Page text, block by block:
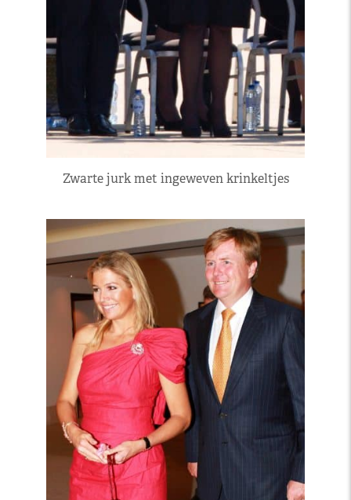
Zwarte jurk met ingeweven krinkeltjes